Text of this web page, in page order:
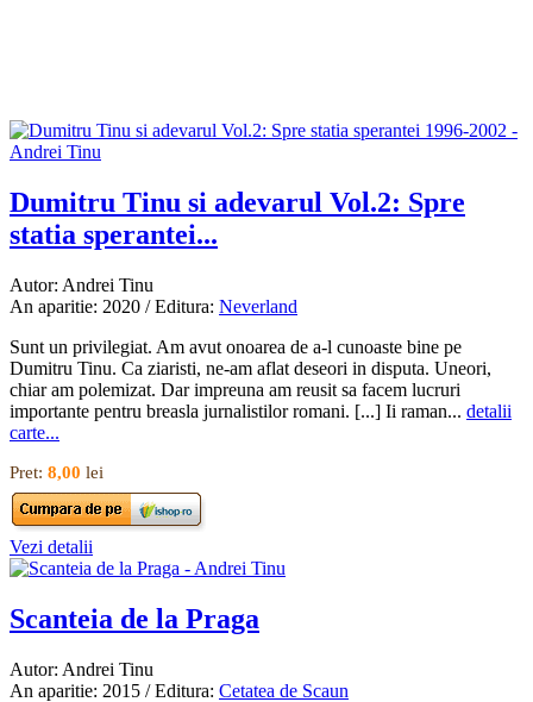
Dumitru Tinu si adevarul Vol.2: Spre
statia sperantei...
Autor: Andrei Tinu
An aparitie: 2020 / Editura: Neverland
Sunt un privilegiat. Am avut onoarea de a-l cunoaste bine pe
Dumitru Tinu. Ca ziaristi, ne-am aflat deseori in disputa. Uneori,
chiar am polemizat. Dar impreuna am reusit sa facem lucruri
importante pentru breasla jurnalistilor romani. [...] Ii raman... detalii
carte...
Pret: 8,00 lei
Vezi detalii
Scanteia de la Praga
Autor: Andrei Tinu
An aparitie: 2015 / Editura: Cetatea de Scaun